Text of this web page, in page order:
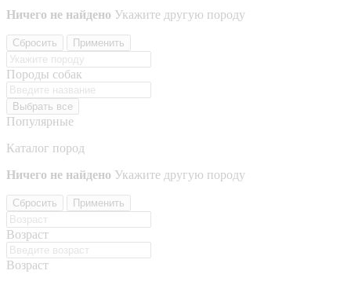
Ничего не найдено Укажите другую породу
Сбросить Применить
Породы собак
Выбрать все
Популярные
Каталог пород
Ничего не найдено Укажите другую породу
Сбросить Применить
Возраст
Возраст